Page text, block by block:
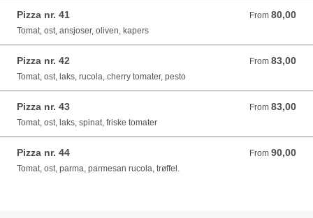
Pizza nr. 41 From 80,00
From 80,00 DKK
Tomat, ost, ansjoser, oliven, kapers
Pizza nr. 42 From 83,00
From 83,00 DKK
Tomat, ost, laks, rucola, cherry tomater, pesto
Pizza nr. 43 From 83,00
From 83,00 DKK
Tomat, ost, laks, spinat, friske tomater
Pizza nr. 44 From 90,00
From 90,00 DKK
Tomat, ost, parma, parmesan rucola, trøffel.